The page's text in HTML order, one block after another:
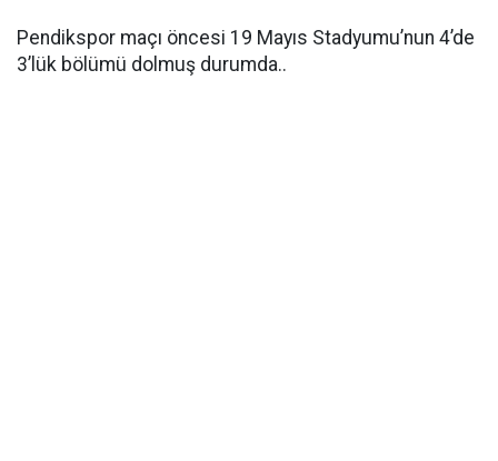
Pendikspor maçı öncesi 19 Mayıs Stadyumu’nun 4’de
3’lük bölümü dolmuş durumda..